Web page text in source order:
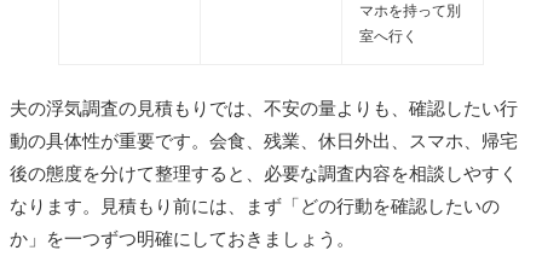
マホを持って別
室へ行く
夫の浮気調査の見積もりでは、不安の量よりも、確認したい行
動の具体性が重要です。会食、残業、休日外出、スマホ、帰宅
後の態度を分けて整理すると、必要な調査内容を相談しやすく
なります。見積もり前には、まず「どの行動を確認したいの
か」を一つずつ明確にしておきましょう。